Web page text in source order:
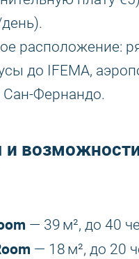
расположение:
до IFEMA,
— 39 м², до 40
— 18 м², до 20